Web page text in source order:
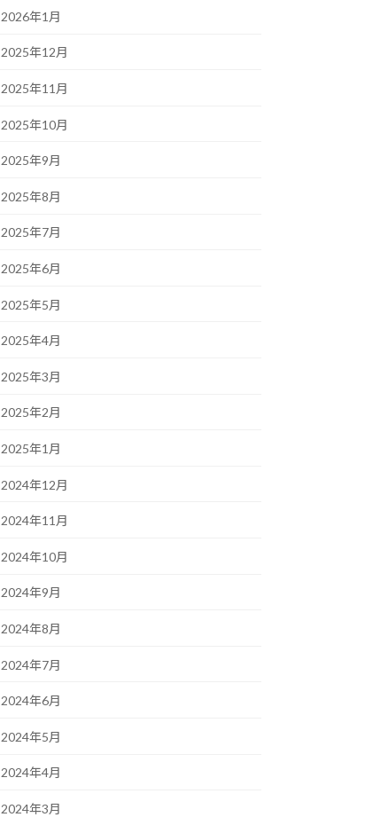
2026年1月
2025年12月
2025年11月
2025年10月
2025年9月
2025年8月
2025年7月
2025年6月
2025年5月
2025年4月
2025年3月
2025年2月
2025年1月
2024年12月
2024年11月
2024年10月
2024年9月
2024年8月
2024年7月
2024年6月
2024年5月
2024年4月
2024年3月